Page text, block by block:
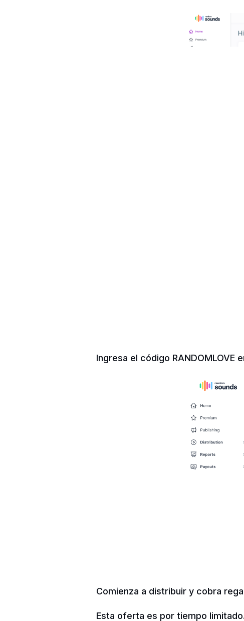
Ingresa el código RANDOMLOVE
Comienza a distribuir y cobra
Esta oferta es por tiempo